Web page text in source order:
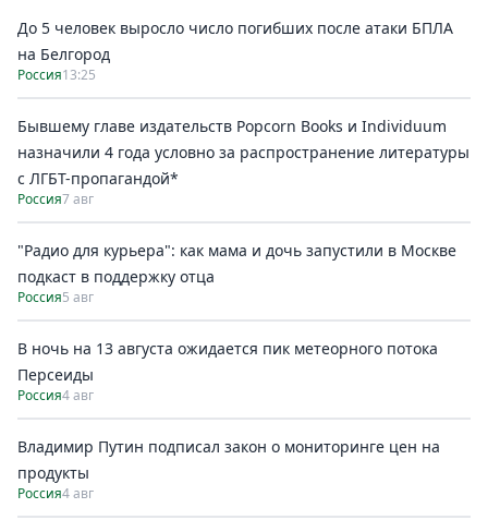
До 5 человек выросло число погибших после атаки БПЛА
на Белгород
Россия13:25
Бывшему главе издательств Popcorn Books и Individuum
назначили 4 года условно за распространение литературы
с ЛГБТ-пропагандой*
Россия7 авг
"Радио для курьера": как мама и дочь запустили в Москве
подкаст в поддержку отца
Россия5 авг
В ночь на 13 августа ожидается пик метеорного потока
Персеиды
Россия4 авг
Владимир Путин подписал закон о мониторинге цен на
продукты
Россия4 авг